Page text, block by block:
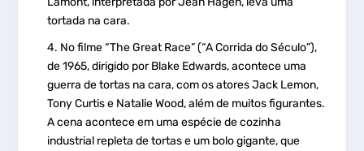
tortada na cara.
No filme “The Great Race” (“A Corrida do Século”),
de 1965, dirigido por Blake Edwards, acontece uma
guerra de tortas na cara, com os atores Jack Lemon,
Tony Curtis e Natalie Wood, além de muitos figurantes.
A cena acontece em uma espécie de cozinha
industrial repleta de tortas e um bolo gigante, que